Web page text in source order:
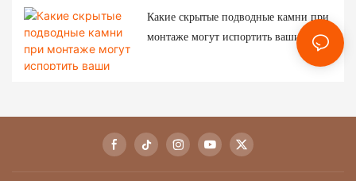
Какие скрытые подводные камни при
монтаже могут испортить ваши
инвестиции в модульные системы?